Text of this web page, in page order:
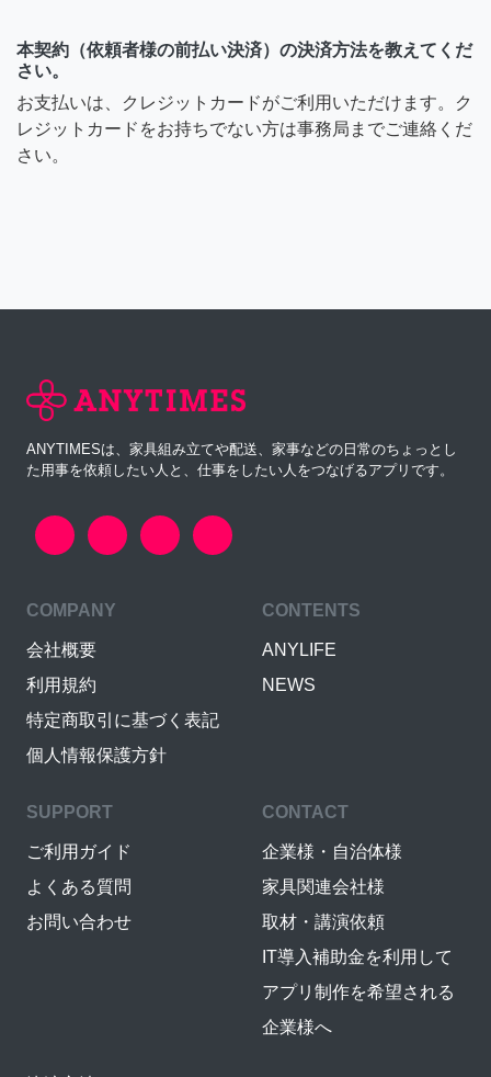
本契約（依頼者様の前払い決済）の決済方法を教えてくだ
さい。
お支払いは、クレジットカードがご利用いただけます。ク
レジットカードをお持ちでない方は事務局までご連絡くだ
さい。
ANYTIMESは、家具組み立てや配送、家事などの日常のちょっとし
た用事を依頼したい人と、仕事をしたい人をつなげるアプリです。
COMPANY
会社概要
利用規約
特定商取引に基づく表記
個人情報保護方針
CONTENTS
ANYLIFE
NEWS
SUPPORT
ご利用ガイド
よくある質問
お問い合わせ
CONTACT
企業様・自治体様
家具関連会社様
取材・講演依頼
IT導入補助金を利用して
アプリ制作を希望される
企業様へ